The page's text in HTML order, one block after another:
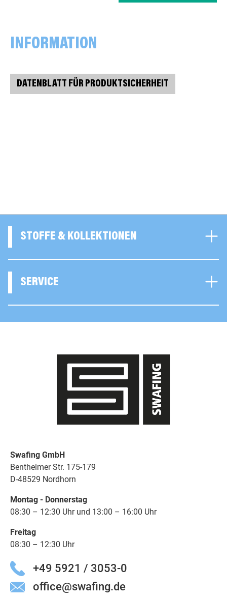
INFORMATION
DATENBLATT FÜR PRODUKTSICHERHEIT
STOFFE & KOLLEKTIONEN
SERVICE
Swafing GmbH
Bentheimer Str. 175-179
D-48529 Nordhorn
Montag - Donnerstag
08:30 – 12:30 Uhr und 13:00 – 16:00 Uhr
Freitag
08:30 – 12:30 Uhr
+49 5921 / 3053-0
office@swafing.de